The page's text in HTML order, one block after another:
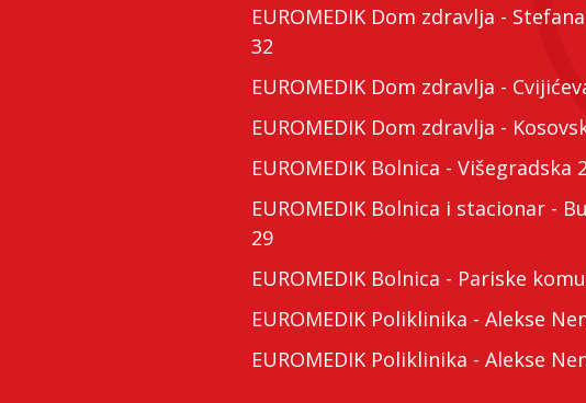
EUROMEDIK Dom zdravlja -
32
EUROMEDIK Dom zdravlja -
EUROMEDIK Dom zdravlja -
EUROMEDIK Bolnica - Višegradska
EUROMEDIK Bolnica i stacionar -
29
EUROMEDIK Bolnica - Pariske
EUROMEDIK Poliklinika - Alekse
EUROMEDIK Poliklinika - Alekse